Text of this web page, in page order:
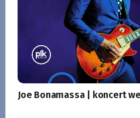
Joe Bonamassa | koncert